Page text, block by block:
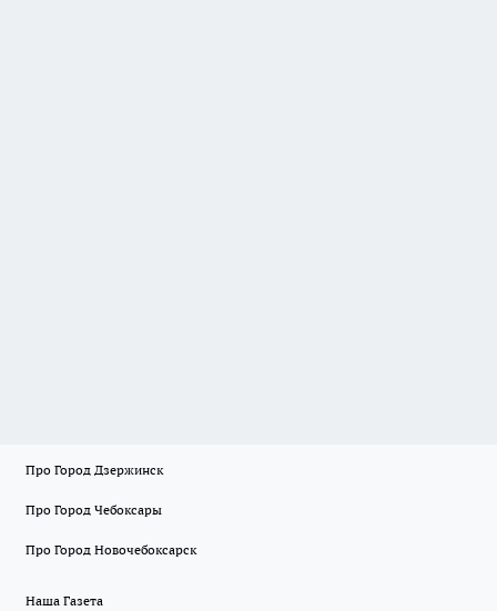
Про Город Дзержинск
Про Город Чебоксары
Про Город Новочебоксарск
Наша Газета